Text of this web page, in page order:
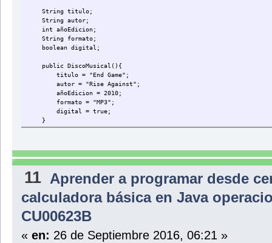
String titulo;
String autor;
int añoEdicion;
String formato;
boolean digital;
public DiscoMusical(){
titulo = "End Game";
autor = "Rise Against";
añoEdicion = 2010;
formato = "MP3";
digital = true;
}
}
public void setAutor(String valorAutor){
autor = valorAutor;
}
public void setAñoEdicion(int valorAñoEdicion){
añoEdicion = valorAñoEdicion;
11 Aprender a programar desde
calculadora básica en Java
CU00623B
« en: 26 de Septiembre 2016, 06:21 »